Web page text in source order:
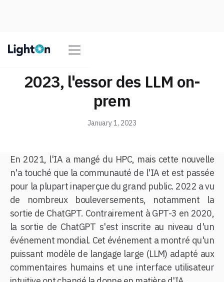
2023, l'essor des LLM on-
prem
January 1, 2023
En 2021, l'IA a mangé du HPC, mais cette nouvelle
n'a touché que la communauté de l'IA et est passée
pour la plupart inaperçue du grand public. 2022 a vu
de nombreux bouleversements, notamment la
sortie de ChatGPT. Contrairement à GPT-3 en 2020,
la sortie de ChatGPT s'est inscrite au niveau d'un
événement mondial. Cet événement a montré qu'un
puissant modèle de langage large (LLM) adapté aux
commentaires humains et une interface utilisateur